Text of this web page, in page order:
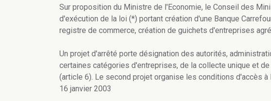
Sur proposition du Ministre de l'Economie, le Conseil des
d'exécution de la loi (*) portant création d'une Banque
registre de commerce, création de guichets d'entreprises
Un projet d'arrêté porte désignation des autorités,
certaines catégories d'entreprises, de la collecte unique et
(article 6). Le second projet organise les conditions d'accès
16 janvier 2003